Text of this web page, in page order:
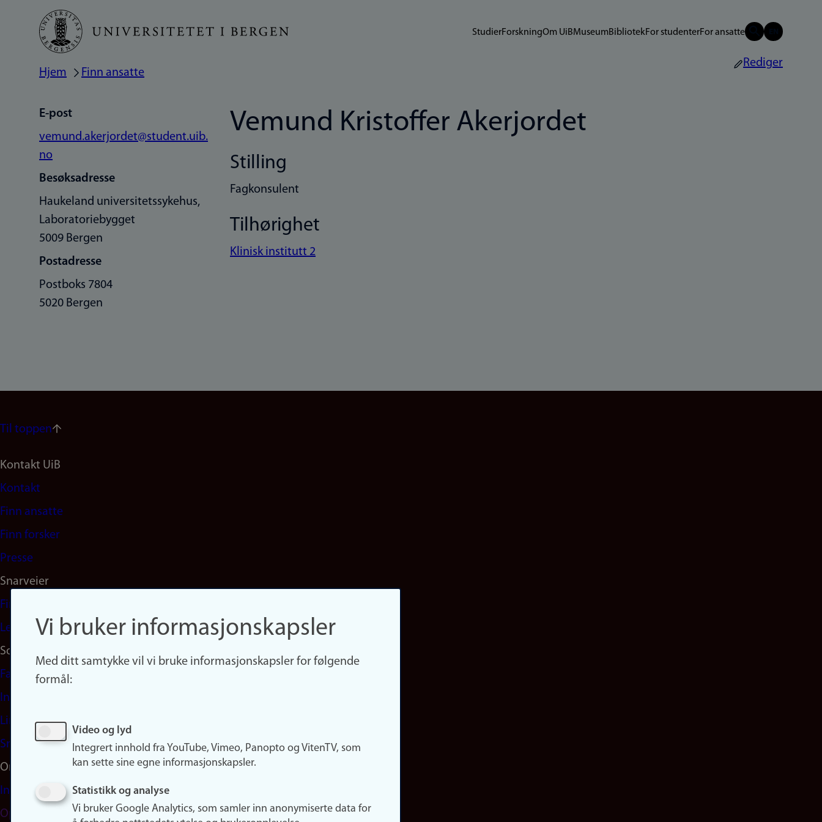
Hopp
hovedinnhold
StudierForskningOm UiBMuseumBibliotekFor studenterFor ansatte
Navigasjonssti
Hjem Finn ansatte
Rediger
E-post
vemund.akerjordet@student.uib.
no
Besøksadresse
Haukeland universitetssykehus,
Laboratoriebygget
5009 Bergen
Postadresse
Postboks 7804
5020 Bergen
Vemund Kristoffer Akerjordet
Stilling
Fagkonsulent
Tilhørighet
Klinisk institutt 2
Til toppen
Footer
navigation
(no)
Kontakt UiB
Kontakt
Finn ansatte
Finn forsker
Presse
Snarveier
Finn studier
Ledige stillinger
Sosiale medier
Facebook
Instagram
LinkedIn
Snapchat
Om nettstedet
Informasjonskapsler
Oppdater samtykke
Vi bruker informasjonskapsler
Med ditt samtykke vil vi bruke informasjonskapsler for følgende
formål:
Video og lyd
Integrert innhold fra YouTube, Vimeo, Panopto og VitenTV, som
kan sette sine egne informasjonskapsler.
Statistikk og analyse
Vi bruker Google Analytics, som samler inn anonymiserte data for